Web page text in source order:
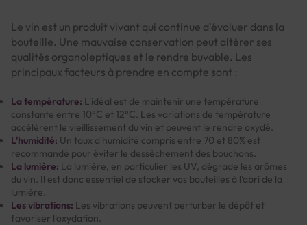
Le vin est un produit vivant qui continue d'évoluer dans la
bouteille. Une mauvaise conservation peut altérer ses
qualités organoleptiques et le rendre buvable. Les
principaux facteurs à prendre en compte sont :
La température: L'idéal est de maintenir une température
constante entre 10°C et 12°C. Les variations de température
accélèrent le vieillissement du vin et peuvent le rendre oxydé.
L'humidité: Un taux d'humidité compris entre 70 et 80% est
recommandé pour éviter le dessèchement des bouchons.
La lumière: La lumière, en particulier les UV, dégrade les arômes
du vin. Il est donc essentiel de stocker vos bouteilles à l'abri de la
lumière.
Les vibrations: Les vibrations peuvent perturber le dépôt et
favoriser l'oxydation.